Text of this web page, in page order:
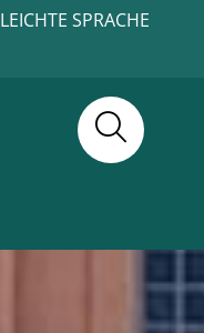
LEICHTE SPRACHE